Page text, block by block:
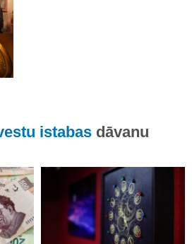
istabas dāvanu